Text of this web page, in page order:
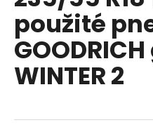
5
hvězdiček.
použité
WINTER 2
a
j
í
t
?